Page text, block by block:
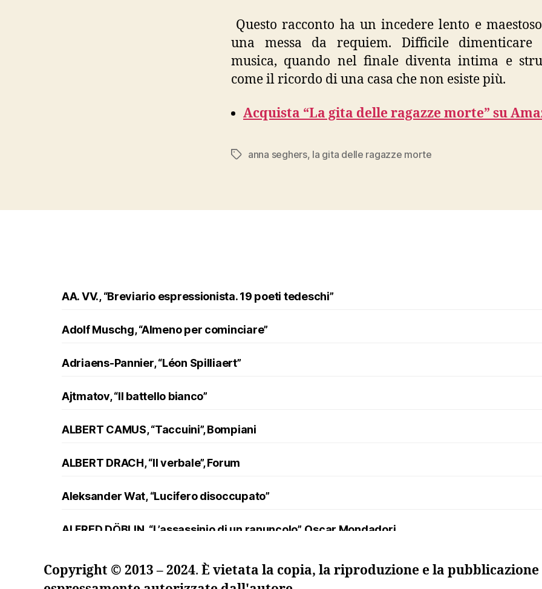
Questo racconto ha un incedere lento e
una messa da requiem. Difficile dimenticare
musica, quando nel finale diventa intima e
come il ricordo di una casa che non esiste più.
Acquista “La gita delle ragazze morte” su
Tagsanna seghers, la gita delle ragazze morte
AA. VV., “Breviario espressionista. 19 poeti tedeschi”
Adolf Muschg, “Almeno per cominciare”
Adriaens-Pannier, “Léon Spilliaert”
Ajtmatov, “Il battello bianco”
ALBERT CAMUS, “Taccuini”, Bompiani
ALBERT DRACH, “Il verbale”, Forum
Aleksander Wat, “Lucifero disoccupato”
ALFRED DÖBLIN, “L’assassinio di un ranuncolo”, Oscar Mondadori
Andreev, “Lazzaro e altre novelle”
Copyright © 2013 – 2024. È vietata la copia, la riproduzione e la